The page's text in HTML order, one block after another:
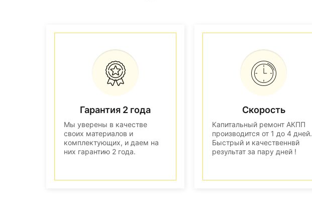
Гарантия 2 года
Мы уверены в качестве
своих материалов и
комплектующих, и даем на
них гарантию 2 года.
Скорость
Капитальный ремонт АКПП
производится от 1 до 4 дней.
Быстрый и качественнвй
результат за пару дней !